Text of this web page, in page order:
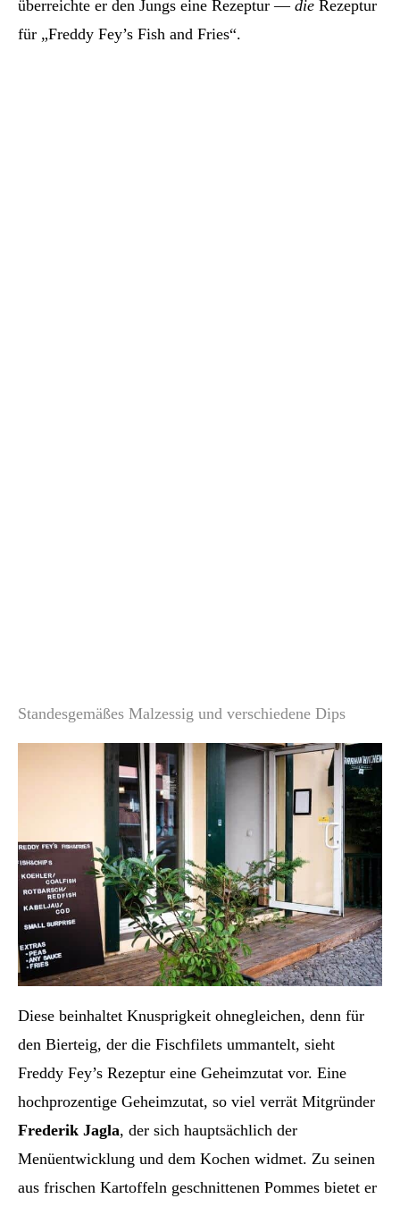
überreichte er den Jungs eine Rezeptur — die Rezeptur
für „Freddy Fey’s Fish and Fries“.
Standesgemäßes Malzessig und verschiedene Dips
Diese beinhaltet Knusprigkeit ohnegleichen, denn für
den Bierteig, der die Fischfilets ummantelt, sieht
Freddy Fey’s Rezeptur eine Geheimzutat vor. Eine
hochprozentige Geheimzutat, so viel verrät Mitgründer
Frederik Jagla, der sich hauptsächlich der
Menüentwicklung und dem Kochen widmet. Zu seinen
aus frischen Kartoffeln geschnittenen Pommes bietet er